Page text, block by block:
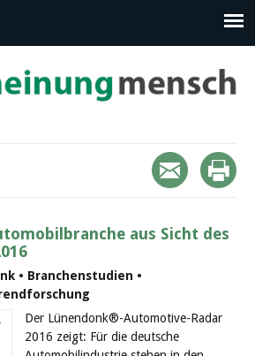
aus Sicht des
• Branchenstudien •
Der Lünendonk®-Automotive-Radar
2016 zeigt: Für die deutsche